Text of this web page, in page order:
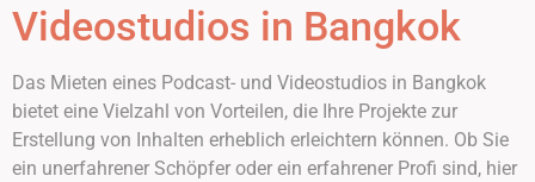
Videostudios in Bangkok
Das Mieten eines Podcast- und Videostudios in Bangkok
bietet eine Vielzahl von Vorteilen, die Ihre Projekte zur
Erstellung von Inhalten erheblich erleichtern können. Ob Sie
ein unerfahrener Schöpfer oder ein erfahrener Profi sind, hier